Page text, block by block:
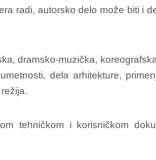
radi, autorsko delo može biti i
dramsko-muzička,
dela arhitekture,
tehničkom i korisničkom